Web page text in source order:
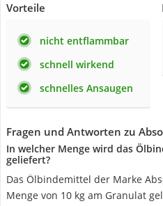
Vorteile
nicht entflammbar
schnell wirkend
schnelles Ansaugen
Fragen und Antworten zu
In welcher Menge wird das
geliefert?
Das Ölbindemittel der Marke
Menge von 10 kg am Granulat